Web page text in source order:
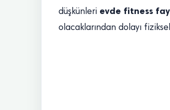
düşkünleri evde fitness
olacaklarından dolayı